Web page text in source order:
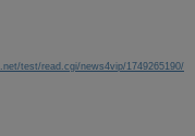
test/read.cgi/news4vip/1749265190/